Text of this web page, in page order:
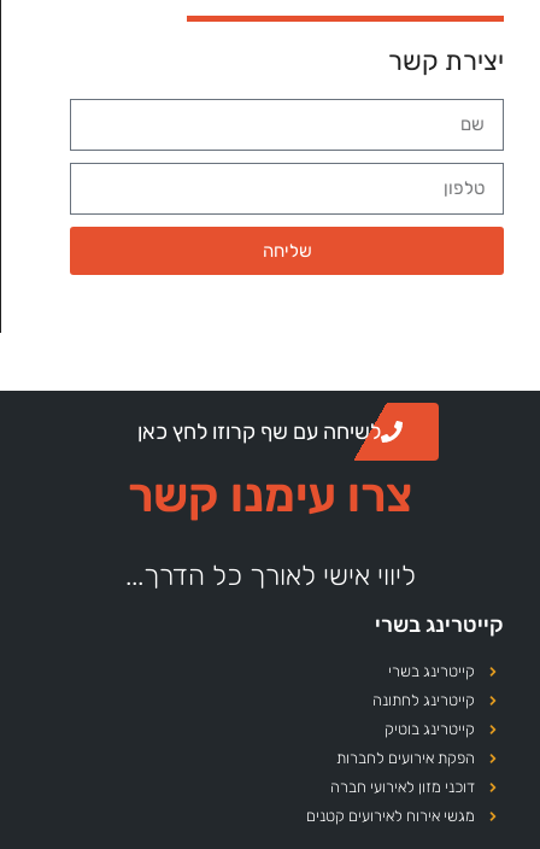
יצירת קשר
שליחה
לשיחה עם שף קרוזו לחץ כאן
צרו עימנו קשר
ליווי אישי לאורך כל הדרך...
קייטרינג בשרי
קייטרינג בשרי
קייטרינג לחתונה
קייטרינג בוטיק
הפקת אירועים לחברות
דוכני מזון לאירועי חברה
מגשי אירוח לאירועים קטנים